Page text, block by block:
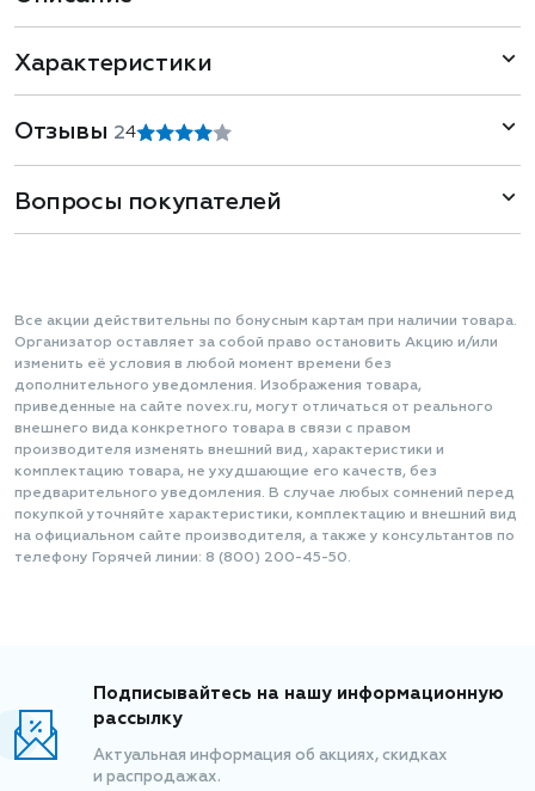
Характеристики
Отзывы 24
Вопросы покупателей
Все акции действительны по бонусным картам при наличии товара.
Организатор оставляет за собой право остановить Акцию и/или
изменить её условия в любой момент времени без
дополнительного уведомления. Изображения товара,
приведенные на сайте novex.ru, могут отличаться от реального
внешнего вида конкретного товара в связи с правом
производителя изменять внешний вид, характеристики и
комплектацию товара, не ухудшающие его качеств, без
предварительного уведомления. В случае любых сомнений перед
покупкой уточняйте характеристики, комплектацию и внешний вид
на официальном сайте производителя, а также у консультантов по
телефону Горячей линии: 8 (800) 200-45-50.
Подписывайтесь на нашу информационную
рассылку
Актуальная информация об акциях, скидках
и распродажах.